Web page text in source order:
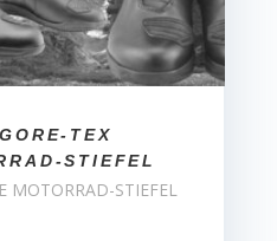
TEX
STIEFEL
MOTORRAD-STIEFEL